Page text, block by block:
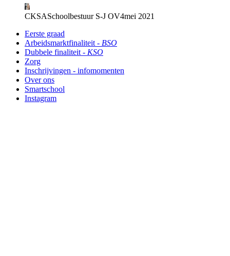
CKSASchoolbestuur S-J OV4mei 2021
Eerste graad
Arbeidsmarktfinaliteit - BSO
Dubbele finaliteit - KSO
Zorg
Inschrijvingen - infomomenten
Over ons
Smartschool
Instagram